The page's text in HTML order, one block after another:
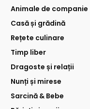
Animale de companie
Casă și grădină
Rețete culinare
Timp liber
Dragoste și relații
Nunți și mirese
Sarcină & Bebe